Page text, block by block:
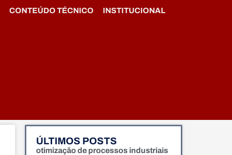
CONTEÚDO TÉCNICO INSTITUCIONAL
ÚLTIMOS POSTS
otimização de processos industriais